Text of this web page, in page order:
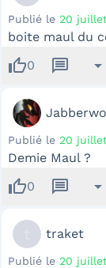
Publié le 20 juillet
boite maul du
thumb_up0 message arrow_drop_down
Publié le 20
Demie Maul ?
thumb_up0 message arrow_drop_down
traket
Publié le 20 juillet